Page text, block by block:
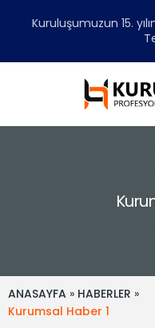
Kuruluşumuzun 15.
ANASAYFA » HABERLER »
Kurumsal Haber 1